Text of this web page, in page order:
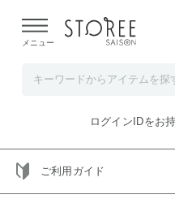
よる配送遅延が発生しており
メニュー
ご指定のアイテムは取り扱
トップへ戻る
ログインIDをお
ご利用ガイド